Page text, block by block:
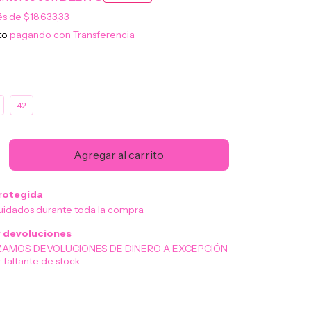
de $18.633,33
pagando con Transferencia
42
durante toda la compra.
devoluciones
DEVOLUCIONES DE DINERO A EXCEPCIÓN
faltante de stock .